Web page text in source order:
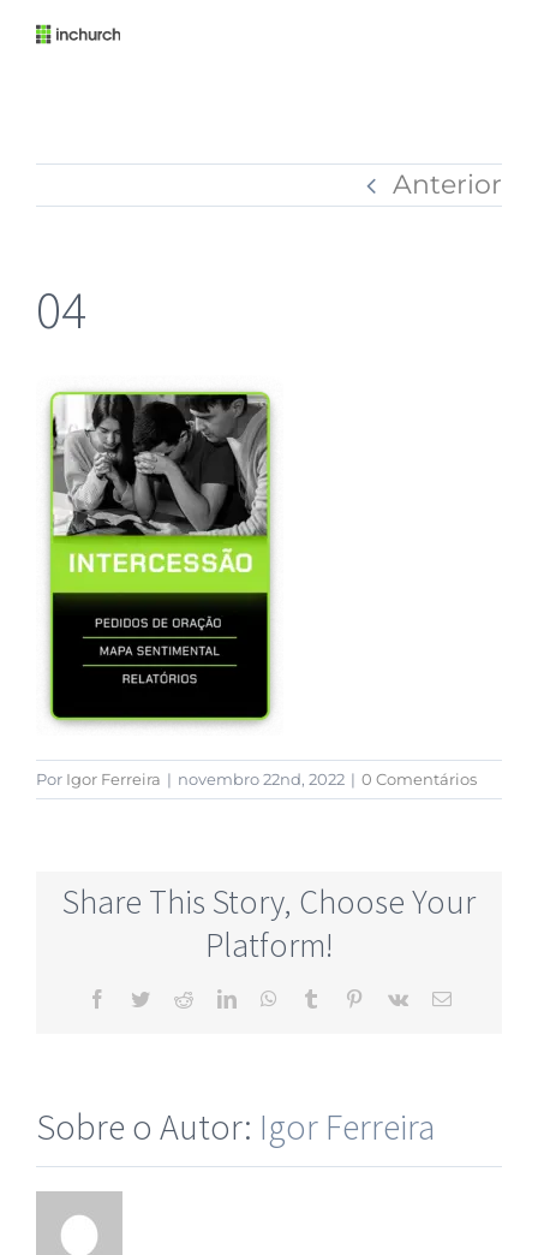
Anterior
04
Por Igor Ferreira | novembro 22nd, 2022 | 0 Comentários
Share This Story, Choose Your
Platform!
Sobre o Autor: Igor Ferreira